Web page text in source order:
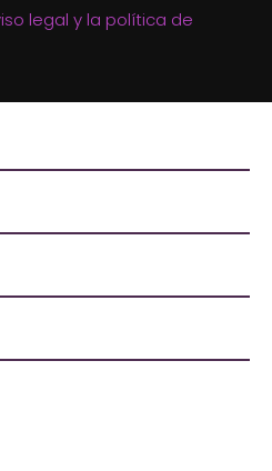
legal y la política de